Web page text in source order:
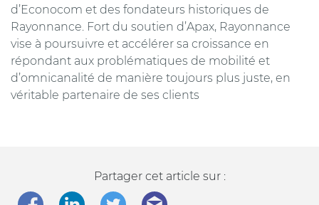
d’Econocom et des fondateurs historiques de
Rayonnance. Fort du soutien d’Apax, Rayonnance
vise à poursuivre et accélérer sa croissance en
répondant aux problématiques de mobilité et
d’omnicanalité de manière toujours plus juste, en
véritable partenaire de ses clients
Partager cet article sur :